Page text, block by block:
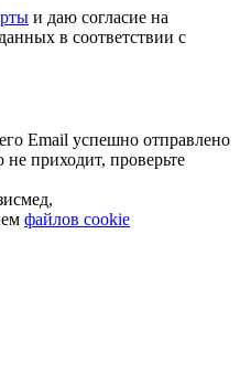
и даю согласие на
в соответствии с
Email успешно отправлено
приходит, проверьте
файлов cookie